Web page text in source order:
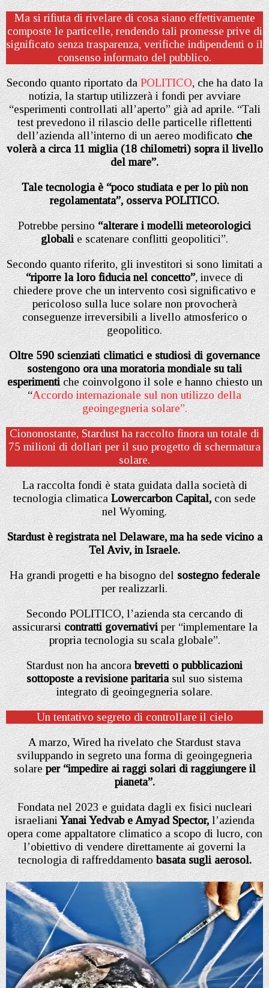
Ma si rifiuta di rivelare di cosa siano effettivamente
composte le particelle, rendendo tali promesse prive di
significato senza trasparenza, verifiche indipendenti o il
consenso informato del pubblico.
Secondo quanto riportato da POLITICO, che ha dato la
notizia, la startup utilizzerà i fondi per avviare
“esperimenti controllati all’aperto” già ad aprile. “Tali
test prevedono il rilascio delle particelle riflettenti
dell’azienda all’interno di un aereo modificatoche
volerà a circa 11 miglia (18 chilometri) sopra il livello
del mare”.
Tale tecnologia è “poco studiata e per lo più non
regolamentata”, osserva POLITICO.
Potrebbe persino“alterare i modelli meteorologici
globalie scatenare conflitti geopolitici”.
Secondo quanto riferito, gli investitori si sono limitati a
“riporre la loro fiducia nel concetto”, invece di
chiedere prove che un intervento così significativo e
pericoloso sulla luce solare non provocherà
conseguenze irreversibili a livello atmosferico o
geopolitico.
Oltre 590 scienziati climatici e studiosi di governance
sostengono ora una moratoria mondiale su tali
esperimentiche coinvolgono il sole e hanno chiesto un
“Accordo internazionale sul non utilizzo della
geoingegneria solare”.
Ciononostante, Stardust ha raccolto finora un totale di
75 milioni di dollari per il suo progetto di schermatura
solare.
La raccolta fondi è stata guidata dalla società di
tecnologia climaticaLowercarbon Capital, con sede
nel Wyoming.
Stardust è registrata nel Delaware, ma ha sede vicino a
Tel Aviv, in Israele.
Ha grandi progetti e ha bisogno delsostegno federale
per realizzarli.
Secondo POLITICO, l’azienda sta cercando di
assicurarsicontratti governativiper “implementare la
propria tecnologia su scala globale”.
Stardust non ha ancorabrevetti o pubblicazioni
sottoposte a revisione paritariasul suo sistema
integrato di geoingegneria solare.
Un tentativo segreto di controllare il cielo
A marzo, Wired ha rivelato che Stardust stava
sviluppando in segreto una forma di geoingegneria
solareper “impedire ai raggi solari di raggiungere il
pianeta”.
Fondata nel 2023 e guidata dagli ex fisici nucleari
israelianiYanai Yedvab e Amyad Spector,l’azienda
opera come appaltatore climatico a scopo di lucro, con
l’obiettivo di vendere direttamente ai governi la
tecnologia di raffreddamentobasata sugli aerosol.